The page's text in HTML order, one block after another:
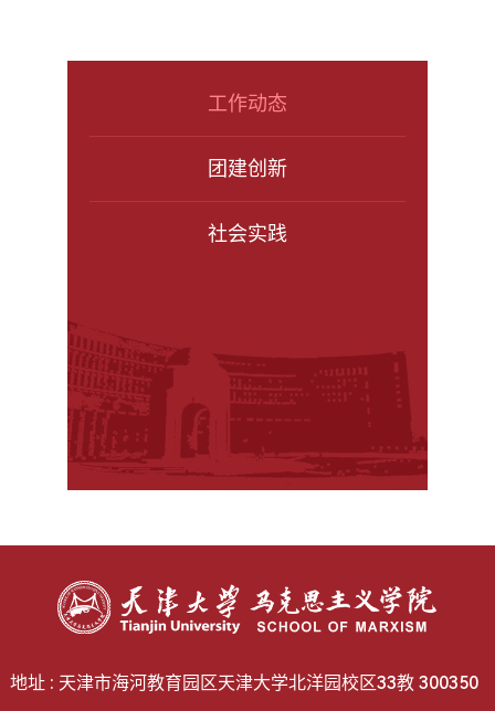
工作动态
团建创新
社会实践
地址 : 天津市海河教育园区天津大学北洋园校区33教 300350